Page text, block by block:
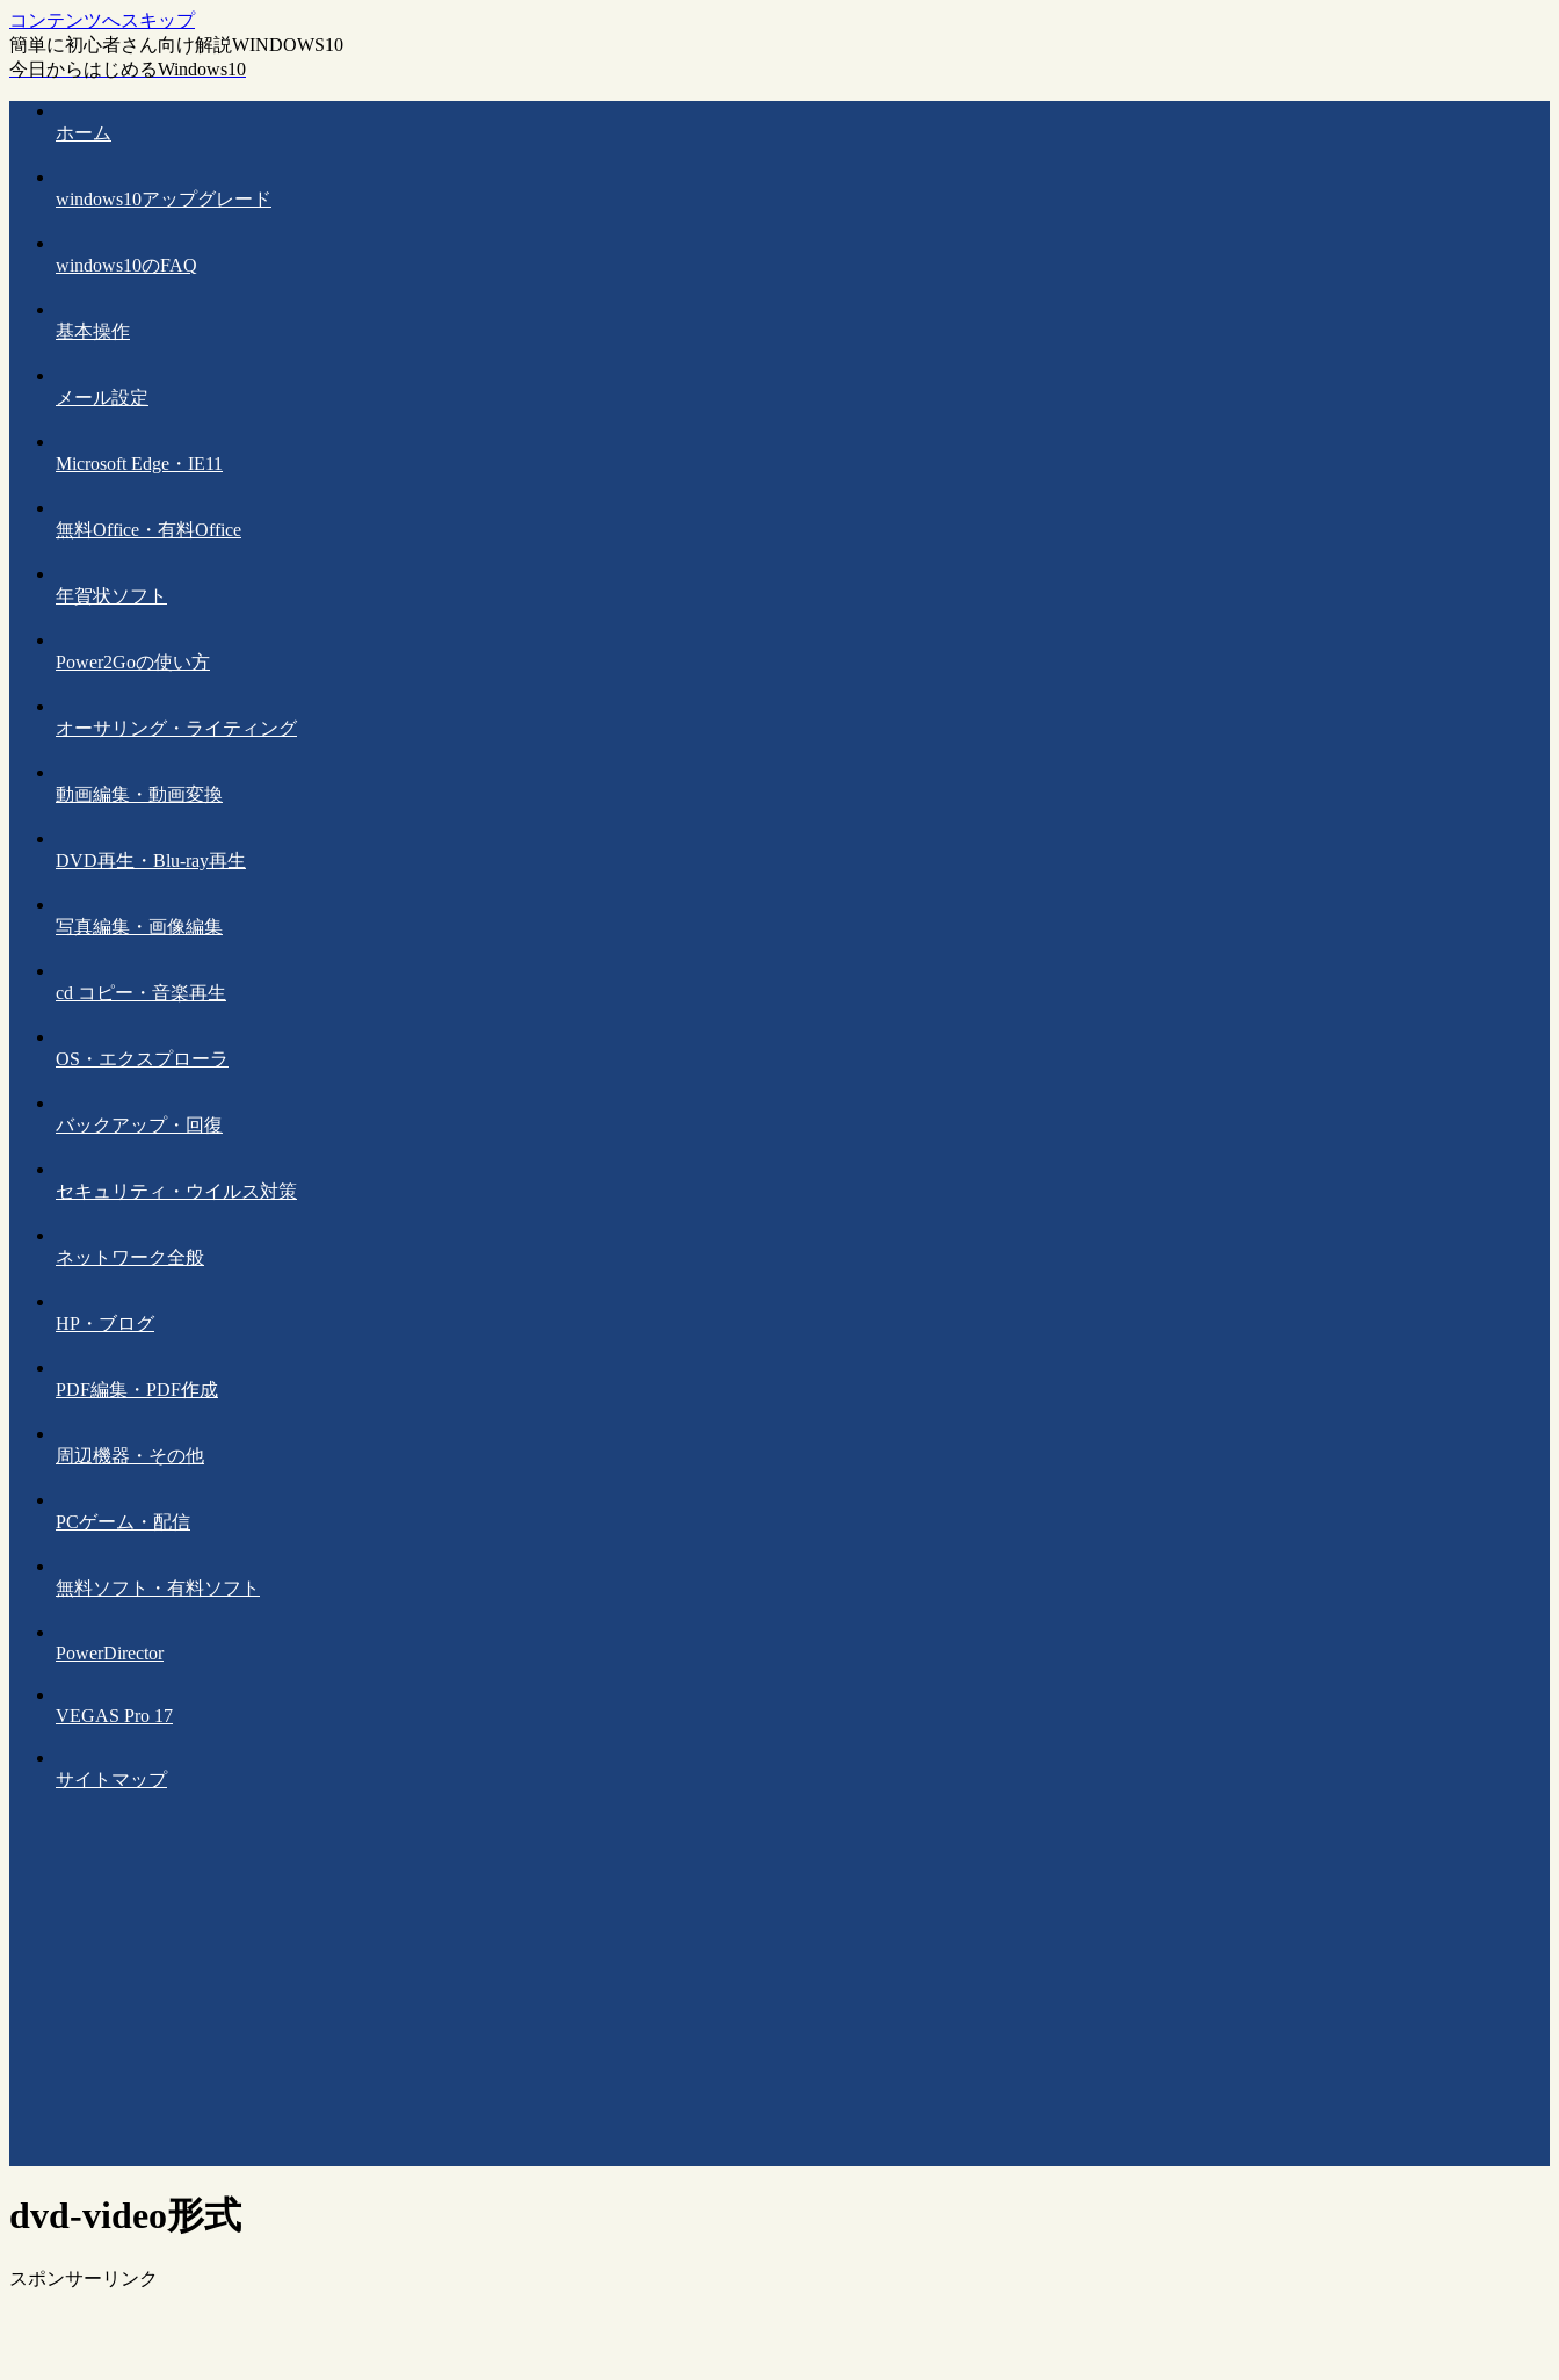
コンテンツへスキップ
簡単に初心者さん向け解説WINDOWS10
今日からはじめるWindows10
ホーム
windows10アップグレード
windows10のFAQ
基本操作
メール設定
Microsoft Edge・IE11
無料Office・有料Office
年賀状ソフト
Power2Goの使い方
オーサリング・ライティング
動画編集・動画変換
DVD再生・Blu-ray再生
写真編集・画像編集
cd コピー・音楽再生
OS・エクスプローラ
バックアップ・回復
セキュリティ・ウイルス対策
ネットワーク全般
HP・ブログ
PDF編集・PDF作成
周辺機器・その他
PCゲーム・配信
無料ソフト・有料ソフト
PowerDirector
VEGAS Pro 17
サイトマップ
dvd-video形式
スポンサーリンク